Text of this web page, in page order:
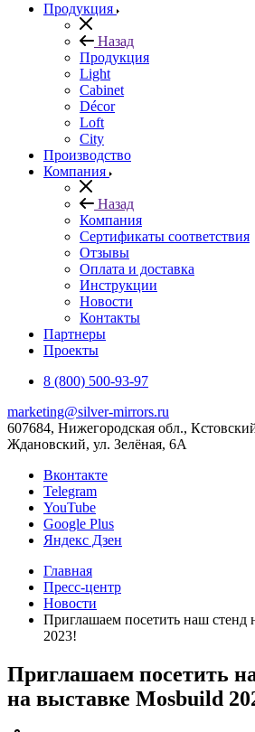
Продукция
Назад
Продукция
Light
Cabinet
Décor
Loft
City
Производство
Компания
Назад
Компания
Сертификаты соответствия
Отзывы
Оплата и доставка
Инструкции
Новости
Контакты
Партнеры
Проекты
8 (800) 500-93-97
marketing@silver-mirrors.ru
607684, Нижегородская обл.,
Ждановский, ул. Зелёная, 6А
Вконтакте
Telegram
YouTube
Google Plus
Яндекс Дзен
Главная
Пресс-центр
Новости
Приглашаем посетить наш стенд
2023!
Приглашаем посетить
на выставке Mosbuild